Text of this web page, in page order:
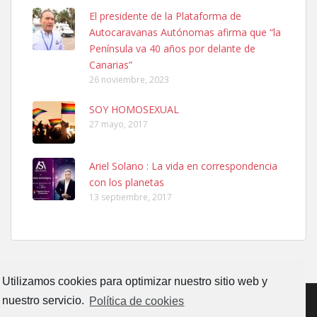
Utilizamos cookies para optimizar nuestro sitio web y
nuestro servicio. Política de cookies
SHIBA PERDIDO AVDA JOSE MESA Y LOPEZ
PERRO MACHO RAZA SHIBA CON MICROCHIP PERDIDO HOY
06/07/2025 ZONA MESA Y LOPEZ. ES MUY ASUSTADIZO
Leales.org » Gran Canaria
6.7.2025
Ninfa perdida
El día 5 se los perdió una ninfa papillera, asustada tiene miedo a la
calle, se perdió por la zon...
El presidente de la Plataforma de
Autocaravanas Autónomas afirma que “la
Península va 40 años por delante de
Canarias”
26 noviembre, 2023
SOY HOMOSEXUAL
27 mayo, 2017
Ariel Solano : La vida en correspondencia
con los planetas
13 septiembre, 2017